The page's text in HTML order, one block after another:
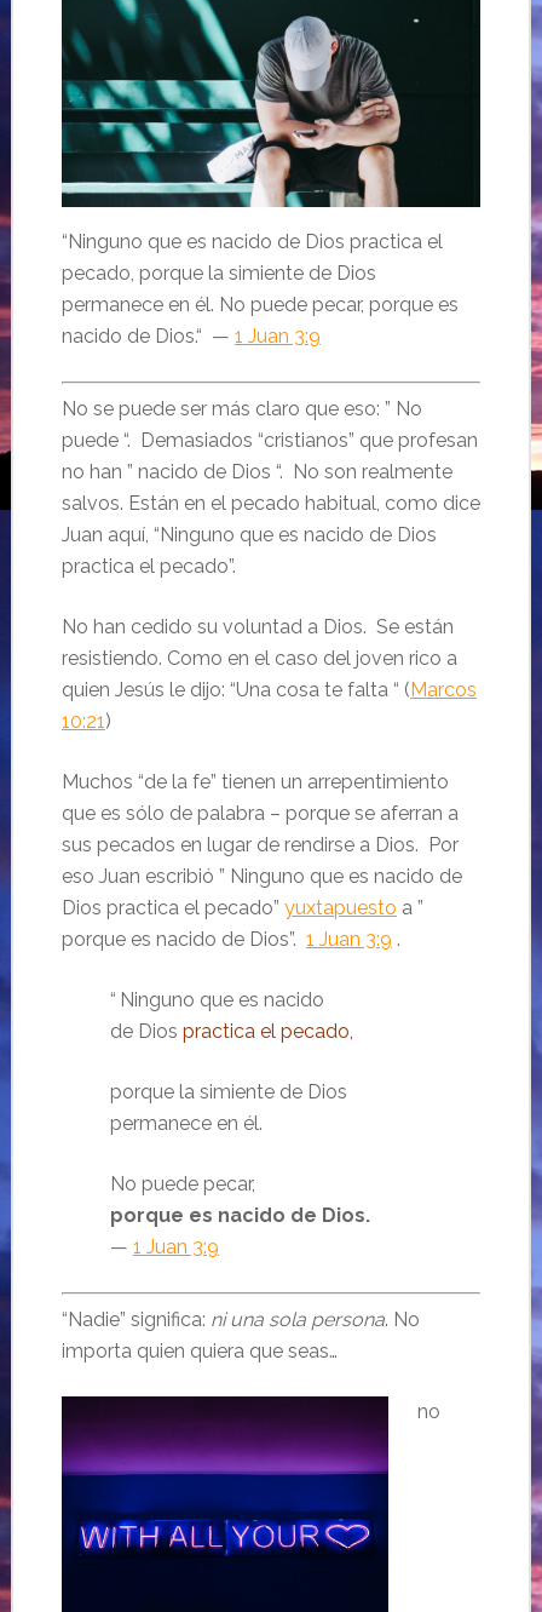
“Ninguno que es nacido de Dios practica el
pecado, porque la simiente de Dios
permanece en él. No puede pecar, porque es
nacido de Dios.“ — 1 Juan 3:9
No se puede ser más claro que eso: ” No
puede “. Demasiados “cristianos” que profesan
no han ” nacido de Dios “. No son realmente
salvos. Están en el pecado habitual, como dice
Juan aquí, “Ninguno que es nacido de Dios
practica el pecado”.
No han cedido su voluntad a Dios. Se están
resistiendo. Como en el caso del joven rico a
quien Jesús le dijo: “Una cosa te falta “ (Marcos
10:21 )
Muchos “de la fe” tienen un arrepentimiento
que es sólo de palabra – porque se aferran a
sus pecados en lugar de rendirse a Dios. Por
eso Juan escribió ” Ninguno que es nacido de
Dios practica el pecado” yuxtapuesto a ”
porque es nacido de Dios”. 1 Juan 3:9 .
“ Ninguno que es nacido
de Dios practica el pecado,
porque la simiente de Dios
permanece en él.
No puede pecar,
porque es nacido de Dios.
— 1 Juan 3:9
“Nadie” significa: ni una sola persona. No
importa quien quiera que seas…
no